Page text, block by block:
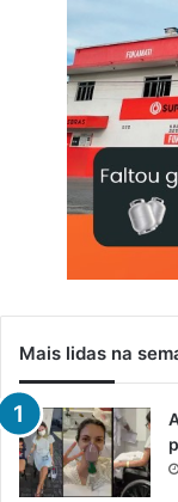
Mais lidas na